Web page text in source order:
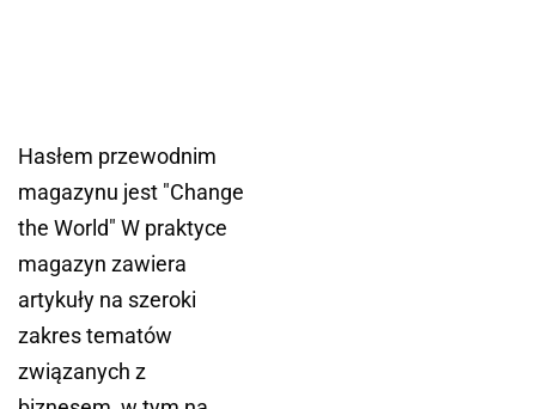
Hasłem przewodnim
magazynu jest "Change
the World" W praktyce
magazyn zawiera
artykuły na szeroki
zakres tematów
związanych z